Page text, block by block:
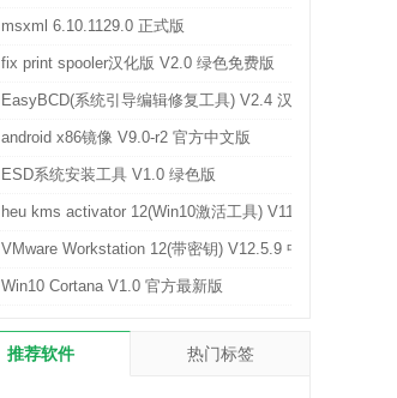
msxml 6.10.1129.0 正式版
fix print spooler汉化版 V2.0 绿色免费版
EasyBCD(系统引导编辑修复工具) V2.4 汉化版
android x86镜像 V9.0-r2 官方中文版
ESD系统安装工具 V1.0 绿色版
heu kms activator 12(Win10激活工具) V11.2.1 迷你版
VMware Workstation 12(带密钥) V12.5.9 中文破解版
Win10 Cortana V1.0 官方最新版
推荐软件 热门标签